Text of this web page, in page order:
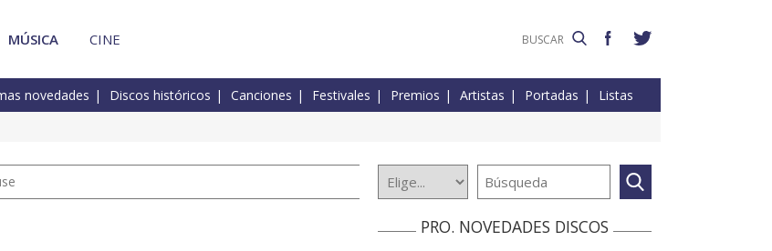
MÚSICA CINE
novedades Discos históricos Canciones Festivales Premios Artistas Portadas Listas
PRO. NOVEDADES DISCOS